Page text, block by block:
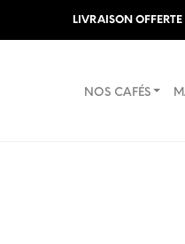
LIVRAISON OFFERTE
NOS CAFÉS